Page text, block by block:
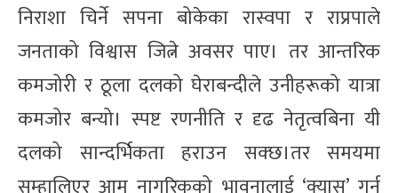
निराशा चिर्ने सपना बोकेका रास्वपा र राप्रपाले
जनताको विश्वास जित्ने अवसर पाए। तर आन्तरिक
कमजोरी र ठूला दलको घेराबन्दीले उनीहरूको यात्रा
कमजोर बन्यो। स्पष्ट रणनीति र दृढ नेतृत्वबिना यी
दलको सान्दर्भिकता हराउन सक्छ।तर समयमा